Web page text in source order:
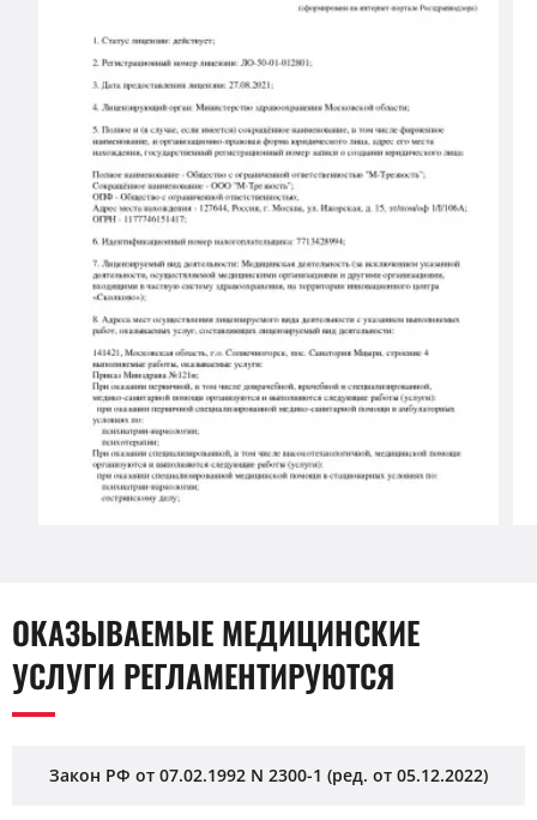
ОКАЗЫВАЕМЫЕ МЕДИЦИНСКИЕ
УСЛУГИ РЕГЛАМЕНТИРУЮТСЯ
Закон РФ от 07.02.1992 N 2300-1 (ред. от 05.12.2022)